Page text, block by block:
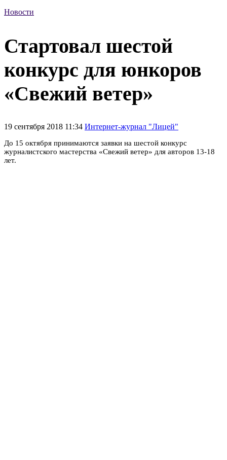
Новости
Стартовал шестой
конкурс для юнкоров
«Свежий ветер»
19 сентября 2018 11:34 Интернет-журнал "Лицей"
До 15 октября принимаются заявки на шестой конкурс
журналистского мастерства «Свежий ветер» для авторов 13-18
лет.